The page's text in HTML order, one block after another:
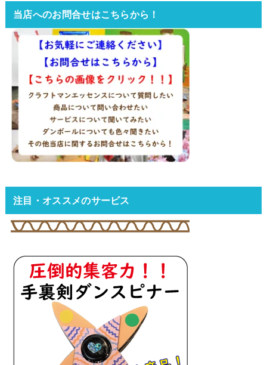
当店へのお問合せはこちらから！
注目・オススメのサービス